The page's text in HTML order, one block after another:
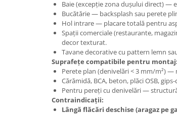
Baie (excepție zona dușului direct) —
Bucătărie — backsplash sau perete
Hol intrare — placare totală pentru
Spații comerciale (restaurante,
decor texturat.
Tavane decorative cu pattern lemn
Suprafețe compatibile pentru montaj:
Perete plan (denivelări < 3 mm/m²)
Cărămidă, BCA, beton, plăci OSB,
Pentru pereți cu denivelări —
Contraindicații:
Lângă flăcări deschise (aragaz pe